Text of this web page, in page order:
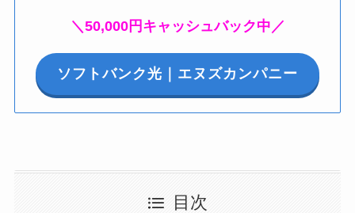
＼50,000円キャッシュバック中／
ソフトバンク光｜エヌズカンパニー
目次